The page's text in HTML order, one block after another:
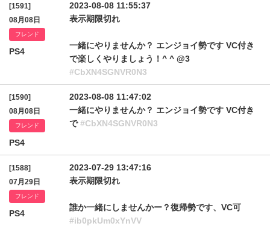
[1591]
08月08日
フレンド
PS4
2023-08-08 11:55:37
表示期限切れ
一緒にやりませんか？ エンジョイ勢です VC付き
で楽しくやりましょう！^ ^ @3
#CbXN4SGNVR0N3
[1590]
08月08日
フレンド
PS4
2023-08-08 11:47:02
一緒にやりませんか？ エンジョイ勢です VC付き
で#CbXN4SGNVR0N3
[1588]
07月29日
フレンド
PS4
2023-07-29 13:47:16
表示期限切れ
誰か一緒にしませんかー？復帰勢です、VC可
#ib0pkUm0xYnVV